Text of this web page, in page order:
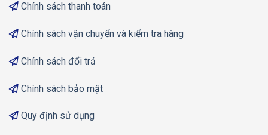
Chính sách thanh toán
Chính sách vận chuyển và kiểm tra hàng
Chính sách đổi trả
Chính sách bảo mật
Quy định sử dụng